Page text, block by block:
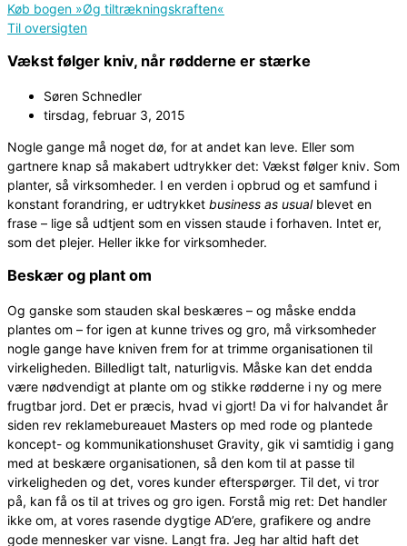
Køb bogen »Øg tiltrækningskraften«
Til oversigten
Vækst følger kniv, når rødderne er stærke
Søren Schnedler
tirsdag, februar 3, 2015
Nogle gange må noget dø, for at andet kan leve. Eller som
gartnere knap så makabert udtrykker det: Vækst følger kniv. Som
planter, så virksomheder. I en verden i opbrud og et samfund i
konstant forandring, er udtrykket business as usualblevet en
frase – lige så udtjent som en vissen staude i forhaven. Intet er,
som det plejer. Heller ikke for virksomheder.
Beskær og plant om
Og ganske som stauden skal beskæres – og måske endda
plantes om – for igen at kunne trives og gro, må virksomheder
nogle gange have kniven frem for at trimme organisationen til
virkeligheden. Billedligt talt, naturligvis. Måske kan det endda
være nødvendigt at plante om og stikke rødderne i ny og mere
frugtbar jord. Det er præcis, hvad vi gjort! Da vi for halvandet år
siden rev reklamebureauet Masters op med rode og plantede
koncept- og kommunikationshuset Gravity, gik vi samtidig i gang
med at beskære organisationen, så den kom til at passe til
virkeligheden og det, vores kunder efterspørger. Til det, vi tror
på, kan få os til at trives og gro igen. Forstå mig ret: Det handler
ikke om, at vores rasende dygtige AD’ere, grafikere og andre
gode mennesker var visne. Langt fra. Jeg har altid haft det